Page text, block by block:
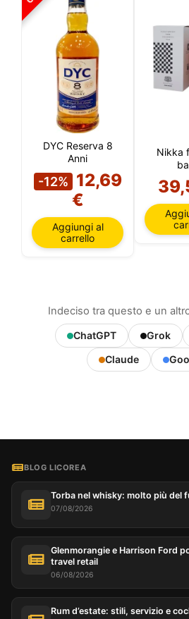
DYC Reserva 8
Anni
-12% 12,69
€
Aggiungi al
carrello
Nikka
Indeciso tra questo e un
ChatGPT Grok
Claude
BLOG LICOREA
Torba nel whisky: molto più del
07/08/2026
Glenmorangie e Harrison Ford
travel retail
06/08/2026
Rum d’estate: stili, servizio e
tua sessione.